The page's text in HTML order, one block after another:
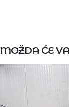
MOŽDA ĆE